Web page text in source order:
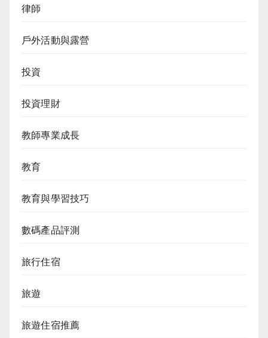
律師
戶外活動與露營
投資
投資理財
教師專業成長
教育
教育與學習技巧
數碼產品評測
旅行住宿
旅遊
旅遊住宿推薦